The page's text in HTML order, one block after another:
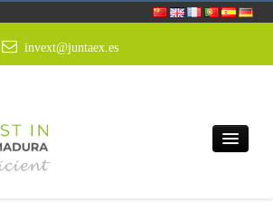
invext@juntaex.es